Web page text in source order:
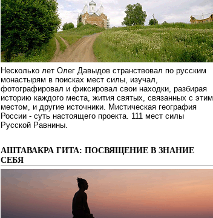
Несколько лет Олег Давыдов странствовал по русским
монастырям в поисках мест силы, изучал,
фотографировал и фиксировал свои находки, разбирая
историю каждого места, жития святых, связанных с этим
местом, и другие источники. Мистическая география
России - суть настоящего проекта. 111 мест силы
Русской Равнины.
АШТАВАКРА ГИТА: ПОСВЯЩЕНИЕ В ЗНАНИЕ
СЕБЯ